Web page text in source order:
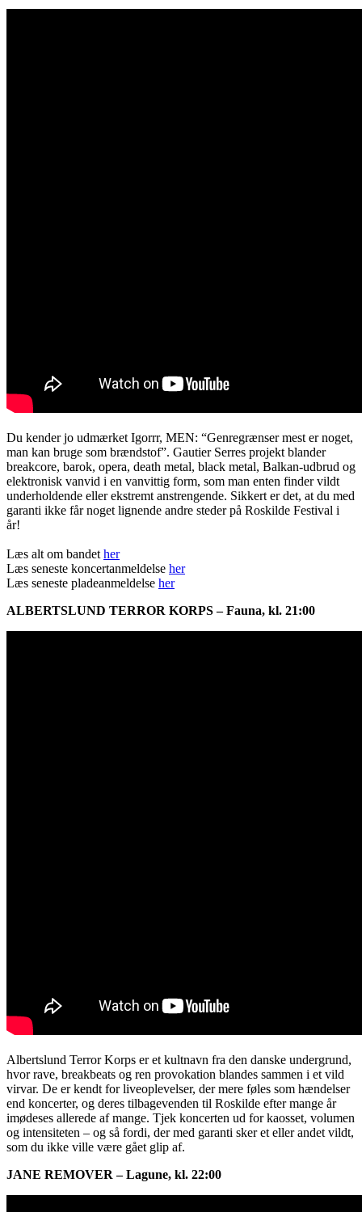
Du kender jo udmærket Igorrr, MEN: “Genregrænser mest er noget,
man kan bruge som brændstof”. Gautier Serres projekt blander
breakcore, barok, opera, death metal, black metal, Balkan-udbrud og
elektronisk vanvid i en vanvittig form, som man enten finder vildt
underholdende eller ekstremt anstrengende. Sikkert er det, at du med
garanti ikke får noget lignende andre steder på Roskilde Festival i
år!
Læs alt om bandet her
Læs seneste koncertanmeldelse her
Læs seneste pladeanmeldelse her
ALBERTSLUND TERROR KORPS – Fauna, kl. 21:00
Albertslund Terror Korps er et kultnavn fra den danske undergrund,
hvor rave, breakbeats og ren provokation blandes sammen i et vild
virvar. De er kendt for liveoplevelser, der mere føles som hændelser
end koncerter, og deres tilbagevenden til Roskilde efter mange år
imødeses allerede af mange. Tjek koncerten ud for kaosset, volumen
og intensiteten – og så fordi, der med garanti sker et eller andet vildt,
som du ikke ville være gået glip af.
JANE REMOVER – Lagune, kl. 22:00